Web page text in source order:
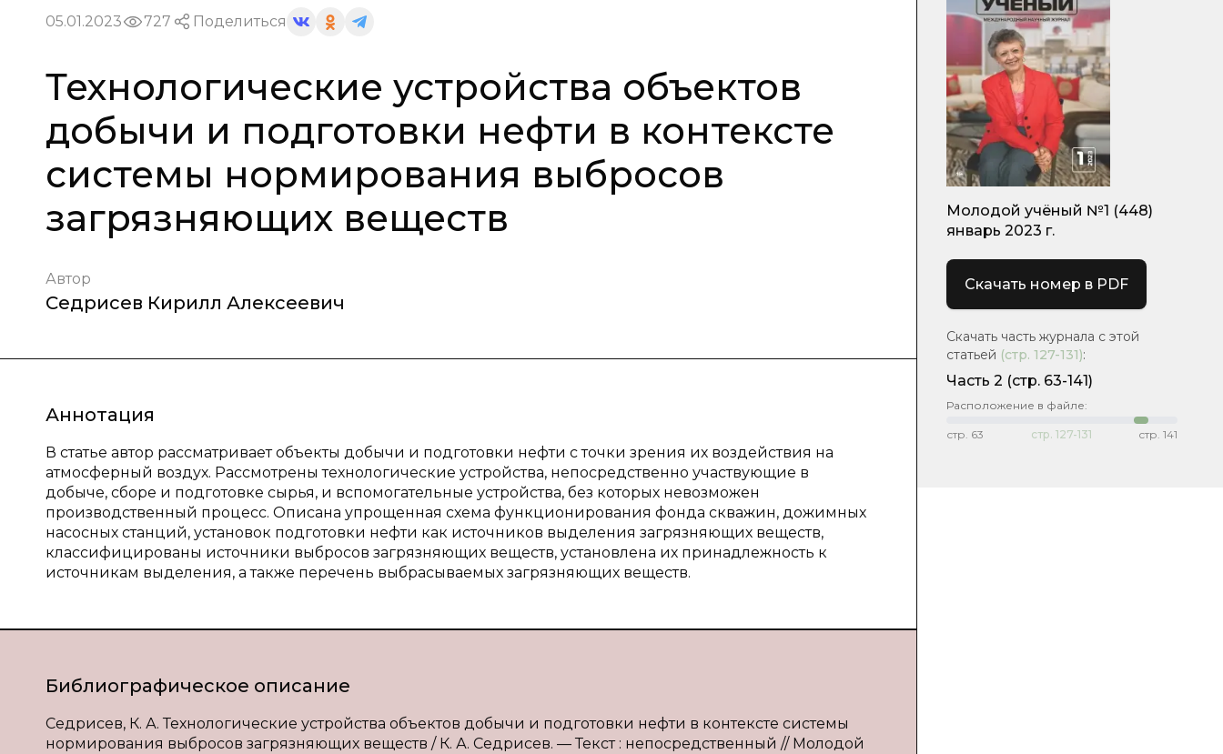
05.01.2023 727 Поделиться
Технологические устройства объектов
добычи и подготовки нефти в контексте
системы нормирования выбросов
загрязняющих веществ
Автор
Седрисев Кирилл Алексеевич
Аннотация
В статье автор рассматривает объекты добычи и подготовки нефти с точки зрения их воздействия на
атмосферный воздух. Рассмотрены технологические устройства, непосредственно участвующие в
добыче, сборе и подготовке сырья, и вспомогательные устройства, без которых невозможен
производственный процесс. Описана упрощенная схема функционирования фонда скважин, дожимных
насосных станций, установок подготовки нефти как источников выделения загрязняющих веществ,
классифицированы источники выбросов загрязняющих веществ, установлена их принадлежность к
источникам выделения, а также перечень выбрасываемых загрязняющих веществ.
Библиографическое описание
Седрисев, К. А. Технологические устройства объектов добычи и подготовки нефти в контексте системы
нормирования выбросов загрязняющих веществ / К. А. Седрисев. — Текст : непосредственный // Молодой
Молодой учёный №1 (448)
январь 2023 г.
Скачать номер в PDF
Скачать часть журнала с этой
статьей (стр. 127-131):
Часть 2 (стр. 63-141)
Расположение в файле:
стр. 63 стр. 127-131 стр. 141